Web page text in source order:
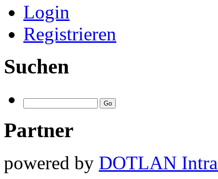
Login
Registrieren
Suchen
Partner
powered by DOTLAN